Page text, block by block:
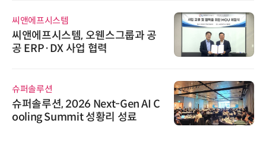
씨앤에프시스템
씨앤에프시스템, 오웬스그룹과 공
공 ERP·DX 사업 협력
슈퍼솔루션
슈퍼솔루션, 2026 Next-Gen AI C
ooling Summit 성황리 성료